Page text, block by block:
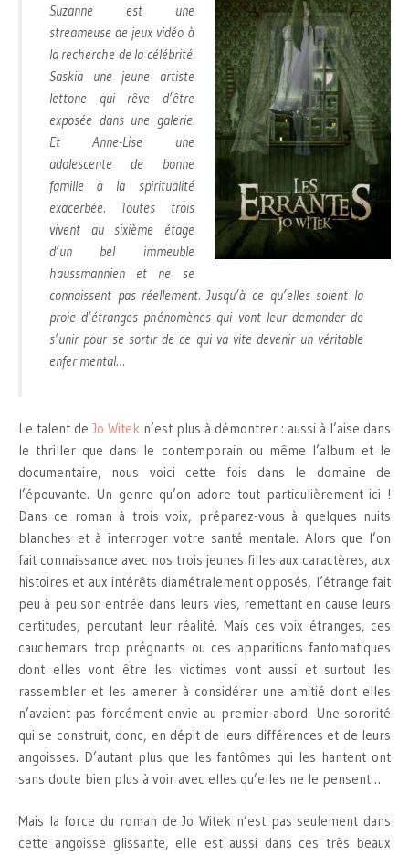
Suzanne est une
streameuse de jeux vidéo à
la recherche de la célébrité.
Saskia une jeune artiste
lettone qui rêve d’être
exposée dans une galerie.
Et Anne-Lise une
adolescente de bonne
famille à la spiritualité
exacerbée. Toutes trois
vivent au sixième étage
d’un bel immeuble
haussmannien et ne se
connaissent pas réellement. Jusqu’à ce qu’elles soient la
proie d’étranges phénomènes qui vont leur demander de
s’unir pour se sortir de ce qui va vite devenir un véritable
enfer mental…
Le talent de Jo Witek n’est plus à démontrer : aussi à l’aise dans
le thriller que dans le contemporain ou même l’album et le
documentaire, nous voici cette fois dans le domaine de
l’épouvante. Un genre qu’on adore tout particulièrement ici !
Dans ce roman à trois voix, préparez-vous à quelques nuits
blanches et à interroger votre santé mentale. Alors que l’on
fait connaissance avec nos trois jeunes filles aux caractères, aux
histoires et aux intérêts diamétralement opposés, l’étrange fait
peu à peu son entrée dans leurs vies, remettant en cause leurs
certitudes, percutant leur réalité. Mais ces voix étranges, ces
cauchemars trop prégnants ou ces apparitions fantomatiques
dont elles vont être les victimes vont aussi et surtout les
rassembler et les amener à considérer une amitié dont elles
n’avaient pas forcément envie au premier abord. Une sororité
qui se construit, donc, en dépit de leurs différences et de leurs
angoisses. D’autant plus que les fantômes qui les hantent ont
sans doute bien plus à voir avec elles qu’elles ne le pensent…
Mais la force du roman de Jo Witek n’est pas seulement dans
cette angoisse glissante, elle est aussi dans ces très beaux